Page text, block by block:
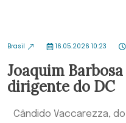
Brasil 16.05.2026 10:23
Joaquim Barbosa
dirigente do DC
Cândido Vaccarezza,